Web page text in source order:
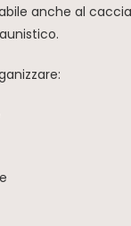
anche al